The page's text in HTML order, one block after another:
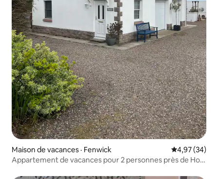
Maison de vacances · Fenwick Note
4,97 (34)
Appartement de vacances pour 2 personnes près de Holy